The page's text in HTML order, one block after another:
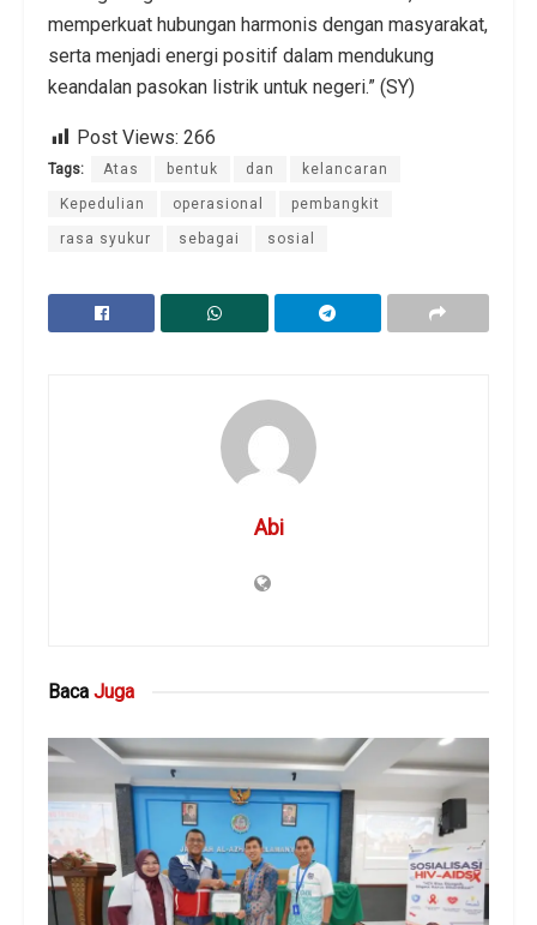
memperkuat hubungan harmonis dengan masyarakat,
serta menjadi energi positif dalam mendukung
keandalan pasokan listrik untuk negeri.” (SY)
Post Views: 266
Tags: Atas bentuk dan kelancaran
Kepedulian operasional pembangkit
rasa syukur sebagai sosial
Abi
Baca Juga